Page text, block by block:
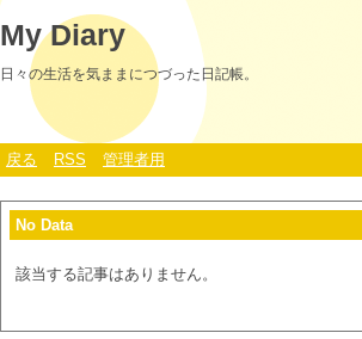
My Diary
日々の生活を気ままにつづった日記帳。
戻る RSS 管理者用
No Data
該当する記事はありません。